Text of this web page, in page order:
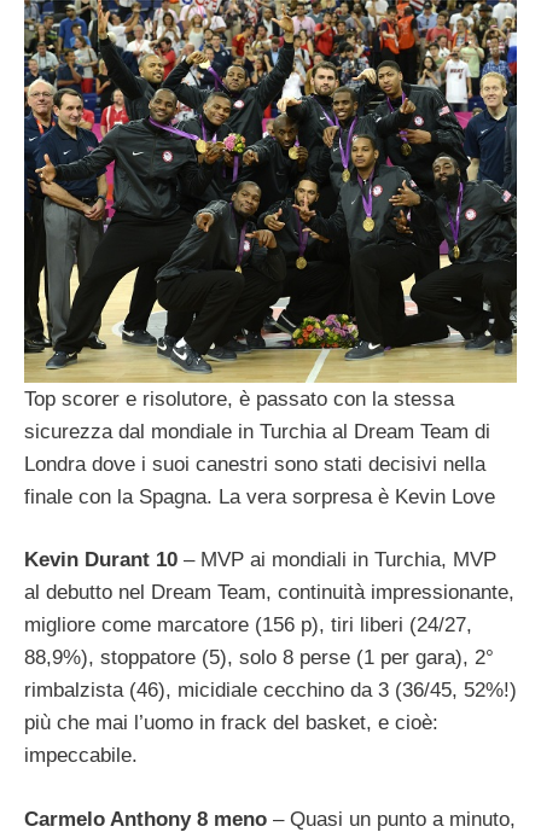
Top scorer e risolutore, è passato con la stessa
sicurezza dal mondiale in Turchia al Dream Team di
Londra dove i suoi canestri sono stati decisivi nella
finale con la Spagna. La vera sorpresa è Kevin Love
Kevin Durant 10 – MVP ai mondiali in Turchia, MVP
al debutto nel Dream Team, continuità impressionante,
migliore come marcatore (156 p), tiri liberi (24/27,
88,9%), stoppatore (5), solo 8 perse (1 per gara), 2°
rimbalzista (46), micidiale cecchino da 3 (36/45, 52%!)
più che mai l’uomo in frack del basket, e cioè:
impeccabile.
Carmelo Anthony 8 meno – Quasi un punto a minuto,